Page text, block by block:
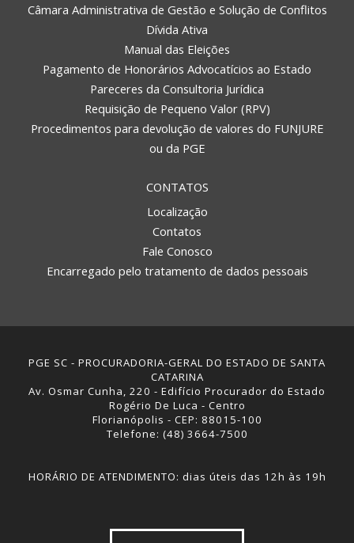
Câmara Administrativa de Gestão e Solução de Conflitos
Dívida Ativa
Manual das Eleições
Pagamento de Honorários Advocatícios ao Estado
Pareceres da Consultoria Jurídica
Requisição de Pequeno Valor (RPV)
Procedimentos para devolução de valores do FUNJURE
ou da PGE
CONTATOS
Localização
Contatos
Fale Conosco
Encarregado pelo tratamento de dados pessoais
PGE SC - PROCURADORIA-GERAL DO ESTADO DE SANTA
CATARINA
Av. Osmar Cunha, 220 - Edifício Procurador do Estado
Rogério De Luca - Centro
Florianópolis - CEP: 88015-100
Telefone: (48) 3664-7500
HORÁRIO DE ATENDIMENTO: dias úteis das 12h às 19h